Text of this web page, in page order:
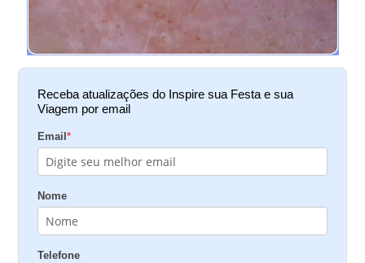
Receba atualizações do Inspire sua Festa e sua
Viagem por email
Email*
Nome
Telefone